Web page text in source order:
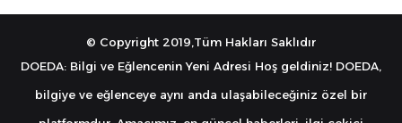
© Copyright 2019,Tüm Hakları Saklıdır
DOEDA: Bilgi ve Eğlencenin Yeni Adresi Hoş geldiniz! DOEDA,
bilgiye ve eğlenceye aynı anda ulaşabileceğiniz özel bir